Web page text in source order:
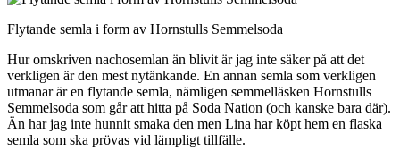
Flytande semla i form av Hornstulls Semmelsoda
Hur omskriven nachosemlan än blivit är jag inte säker på att det
verkligen är den mest nytänkande. En annan semla som verkligen
utmanar är en flytande semla, nämligen semmelläsken Hornstulls
Semmelsoda som går att hitta på Soda Nation (och kanske bara där).
Än har jag inte hunnit smaka den men Lina har köpt hem en flaska
semla som ska prövas vid lämpligt tillfälle.